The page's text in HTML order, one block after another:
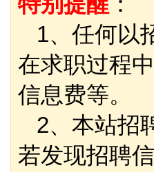
1、任何以
在求职过程
信息费等。
2、本站招
若发现招聘